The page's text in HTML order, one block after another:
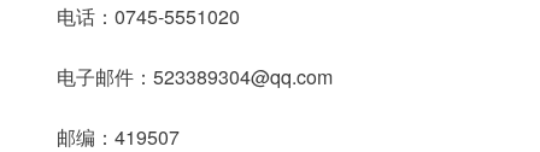
电话：0745-5551020
电子邮件：523389304@qq.com
邮编：419507